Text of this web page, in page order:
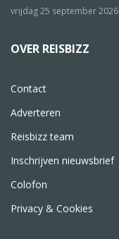
vrijdag 25 september 2026
OVER REISBIZZ
Contact
Adverteren
Reisbizz team
Inschrijven nieuwsbrief
Colofon
Privacy & Cookies